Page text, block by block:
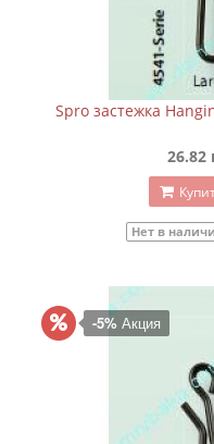
Spro застежка
26.82
Нет в
-5% Акция